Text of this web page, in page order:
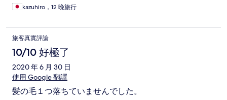
kazuhiro，12 晚旅行
旅客真實評論
10/10 好極了
2020 年 6 月 30 日
使用 Google 翻譯
髪の毛１つ落ちていませんでした。